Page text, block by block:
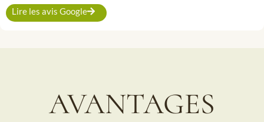
Lire les avis Google
AVANTAGES